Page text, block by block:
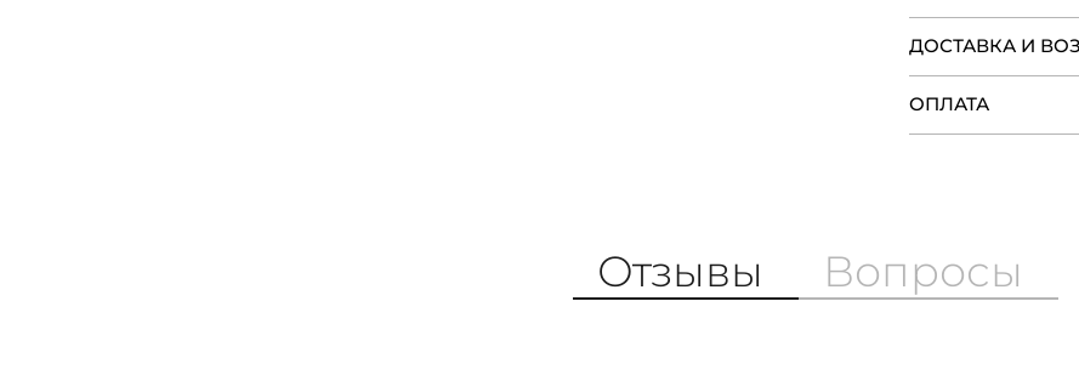
ДОСТАВКА И
ОПЛАТА
Отзывы Вопросы